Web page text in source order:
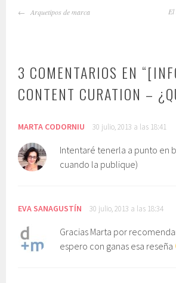
NAVEGADOR
Arquetipos de marca
El
3 COMENTARIOS EN “
CONTENT CURATION –
MARTA CODORNIU 30 julio, 2013 a las 18:41
Intentaré tenerla a punto en
cuando la publique)
EVA SANAGUSTÍN 30 julio, 2013 a las 18:34
Gracias Marta por
espero con ganas esa reseña